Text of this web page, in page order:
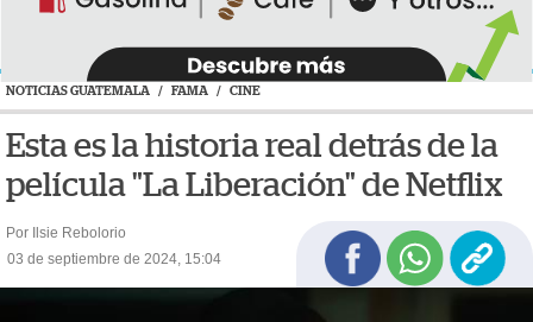
NOTICIAS GUATEMALA / FAMA / CINE
Esta es la historia real detrás de la
película "La Liberación" de Netflix
Por Ilsie Rebolorio
03 de septiembre de 2024, 15:04